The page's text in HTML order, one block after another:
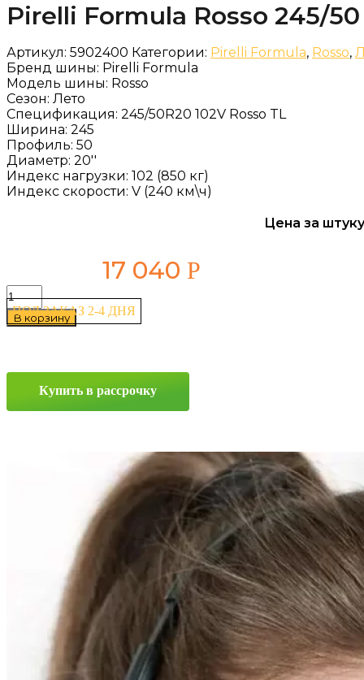
Pirelli Formula Rosso 245/50
Артикул: 5902400 Категории: Pirelli Formula, Rosso,
Бренд шины: Pirelli Formula
Модель шины: Rosso
Сезон: Лето
Спецификация: 245/50R20 102V Rosso TL
Ширина: 245
Профиль: 50
Диаметр: 20''
Индекс нагрузки: 102 (850 кг)
Индекс скорости: V (240 км\ч)
Цена за
17 040 Р
ПОД ЗАКАЗ 2-4 ДНЯ
Количество
товара
Pirelli
R20
В корзину
Купить в рассрочку